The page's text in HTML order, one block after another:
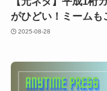
がひどい！ミームも
2025-08-28